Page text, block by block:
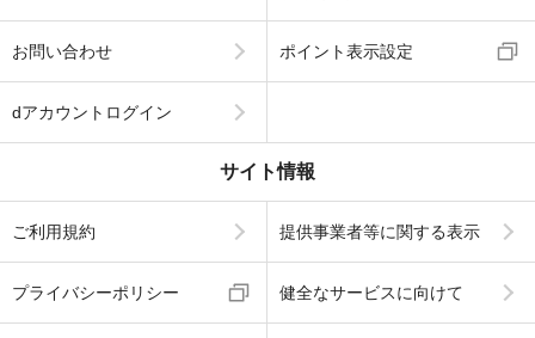
お問い合わせ ポイント表示設定
dアカウントログイン
サイト情報
ご利用規約 提供事業者等に関する表示
プライバシーポリシー 健全なサービスに向けて